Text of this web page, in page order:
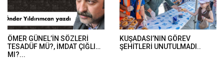
ÖMER GÜNEL’İN SÖZLERİ
TESADÜF MÜ?, İMDAT ÇIĞLIĞI
MI?...
KUŞADASI’NIN GÖREV
ŞEHİTLERİ UNUTULMADI..